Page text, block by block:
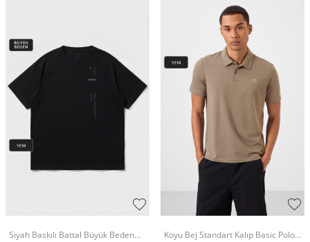
Siyah Baskılı Battal Büyük Beden
Koyu Bej Standart Kalıp Basic Polo